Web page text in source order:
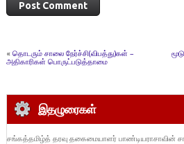
« தொடரும் சாலை நேர்ச்சி(விபத்து)கள் –
அதிகாரிகள் பொருட்படுத்தாமை
இதழுரைகள்
சங்கத்தமிழ்த் தரவு தகைமையாளர் பாண்டியராசாவின்